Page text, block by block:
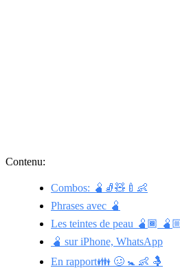
Contenu:
Combos: 🫄🧦🧸🍼👶
Phrases avec 🫄
Les teintes de peau 🫄🏾
🫄 sur iPhone, WhatsApp
En rapport👪 🥴 🚼 👶 🤱